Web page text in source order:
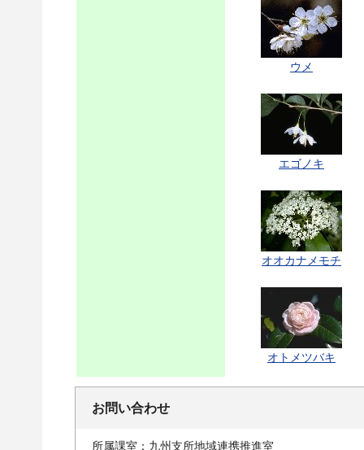
ウメ
エゴノキ
オオカナメモチ
オトメツバキ
お問い合わせ
所属課室：九州支所地域連携推進室